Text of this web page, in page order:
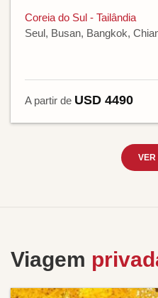
Coreia do Sul - Tailândia
Seul, Busan, Bangkok,
A partir de USD 4490
VER
Viagem